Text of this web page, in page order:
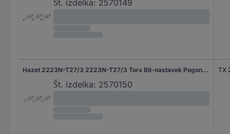
Št. izdelka: 2570149
Hazet 2223N-T27/3 2223N-T27/3 Torx Bit-nastavek Pogon (izvijač): 1/4" (6.3 mm) Pogon: TX TX 27 25 mm
Št. izdelka: 2570150
TX